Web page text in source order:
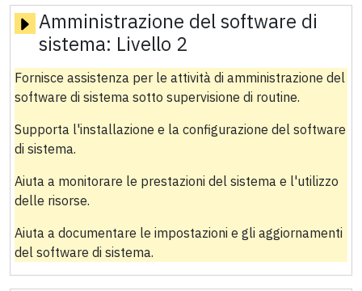
Amministrazione del software di
sistema: Livello 2
Fornisce assistenza per le attività di amministrazione del
software di sistema sotto supervisione di routine.
Supporta l'installazione e la configurazione del software
di sistema.
Aiuta a monitorare le prestazioni del sistema e l'utilizzo
delle risorse.
Aiuta a documentare le impostazioni e gli aggiornamenti
del software di sistema.